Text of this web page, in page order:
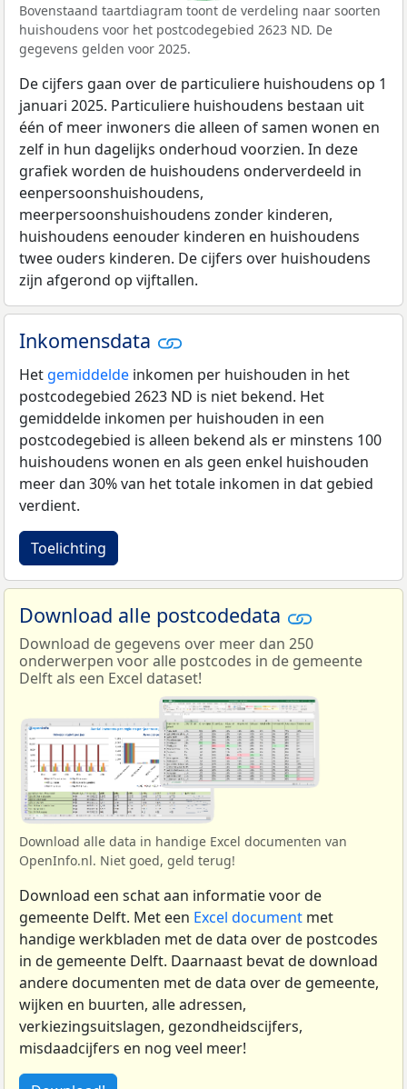
Bovenstaand taartdiagram toont de verdeling naar soorten
huishoudens voor het postcodegebied 2623 ND. De
gegevens gelden voor 2025.
De cijfers gaan over de particuliere huishoudens op 1
januari 2025. Particuliere huishoudens bestaan uit
één of meer inwoners die alleen of samen wonen en
zelf in hun dagelijks onderhoud voorzien. In deze
grafiek worden de huishoudens onderverdeeld in
eenpersoonshuishoudens,
meerpersoonshuishoudens zonder kinderen,
huishoudens eenouder kinderen en huishoudens
twee ouders kinderen. De cijfers over huishoudens
zijn afgerond op vijftallen.
Inkomensdata
Het gemiddelde inkomen per huishouden in het
postcodegebied 2623 ND is niet bekend. Het
gemiddelde inkomen per huishouden in een
postcodegebied is alleen bekend als er minstens 100
huishoudens wonen en als geen enkel huishouden
meer dan 30% van het totale inkomen in dat gebied
verdient.
Toelichting
Download alle postcodedata
Download de gegevens over meer dan 250
onderwerpen voor alle postcodes in de gemeente
Delft als een Excel dataset!
Download alle data in handige Excel documenten van
OpenInfo.nl. Niet goed, geld terug!
Download een schat aan informatie voor de
gemeente Delft. Met een Excel document met
handige werkbladen met de data over de postcodes
in de gemeente Delft. Daarnaast bevat de download
andere documenten met de data over de gemeente,
wijken en buurten, alle adressen,
verkiezingsuitslagen, gezondheidscijfers,
misdaadcijfers en nog veel meer!